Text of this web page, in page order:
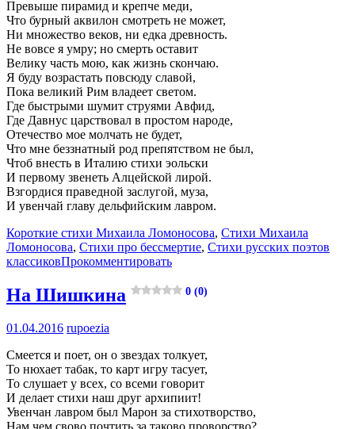
Превыше пирамид и крепче меди,
Что бурный аквилон смотреть не может,
Ни множество веков, ни едка древность.
Не вовсе я умру; но смерть оставит
Велику часть мою, как жизнь скончаю.
Я буду возрастать повсюду славой,
Пока великий Рим владеет светом.
Где быстрыми шумит струями Авфид,
Где Давнус царствовал в простом народе,
Отечество мое молчать не будет,
Что мне беззнатный род препятством не был,
Чтоб внесть в Италию стихи эольски
И первому звенеть Алцейской лирой.
Взгордися праведной заслугой, муза,
И увенчай главу дельфийским лавром.
Короткие стихи Михаила Ломоносова, Стихи Михаила
Ломоносова, Стихи про бессмертие, Стихи русских поэтов
классиковПрокомментировать
На Шишкина 0 (0)
01.04.2016 rupoezia
Смеется и поет, он о звездах толкует,
То нюхает табак, то карт игру тасует,
То слушает у всех, со всеми говорит
И делает стихи наш друг архипиит!
Увенчан лавром был Марон за стихотворство,